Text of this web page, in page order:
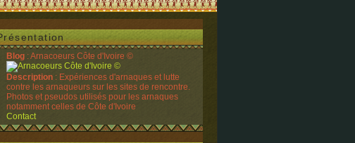
Blog : Arnacoeurs Côte d'Ivoire ©
Description : Expériences d'arnaques et lutte
contre les arnaqueurs sur les sites de rencontre.
Photos et pseudos utilisés pour les arnaques
notamment celles de Côte d'Ivoire
Contact